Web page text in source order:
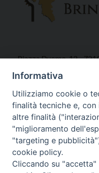
Piazza Duomo, 12 -
Tel 0831.521958
Fax 0831.528315
Orari Curia
Mar. / Mer. / Giov. ore 9
nei mesi estivi solo
Informativa
Utilizziamo cookie o
finalità tecniche e,
altre finalità
"miglioramento
"targeting e
cookie policy.
Cliccando su